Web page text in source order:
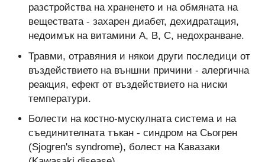
разстройства на храненето и на обмяната на
веществата - захарен диабет, дехидратация,
недоимък на витамини А, В, С, недохранване.
Травми, отравяния и някои други последици от
въздействието на външни причини - алергична
реакция, ефект от въздействието на ниски
температури.
Болести на костно-мускулната система и на
съединителната тъкан - синдром на Сьогрен
(Sjogren's syndrome), болест на Кавазаки